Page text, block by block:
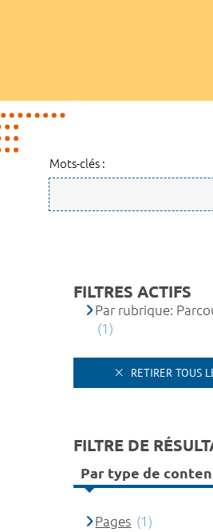
Mots-clés :
FILTRES ACTIFS
Par rubrique:
(1)
RETIRER TOUS
FILTRE DE
Par type de
Pages (1)